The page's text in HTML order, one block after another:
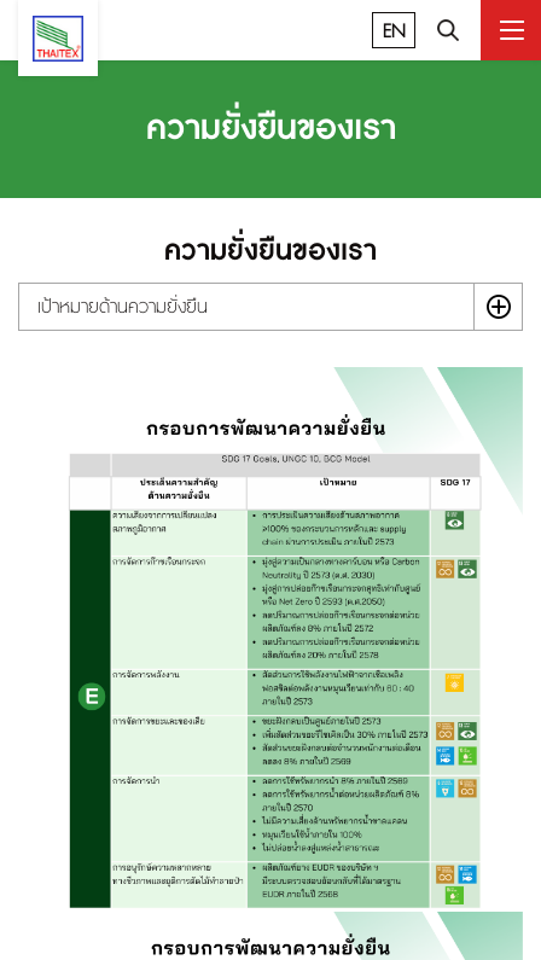
EN
ความยั่งยืนของเรา
ความยั่งยืนของเรา
เป้าหมายด้านความยั่งยืน